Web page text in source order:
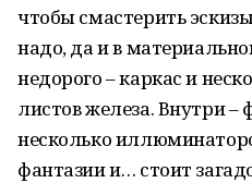
чтобы смастерить
надо, да и в
недорого – каркас и
листов железа. Внутри –
несколько
фантазии и… стоит